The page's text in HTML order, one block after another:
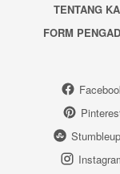
TENTANG
FORM